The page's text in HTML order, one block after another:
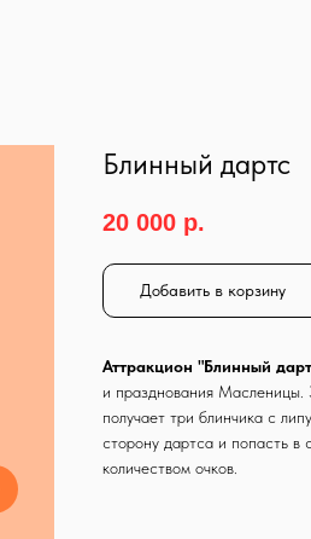
Блинный дартс
20 000 р.
Добавить в корзину
Аттракцион "Блинный
и празднования Масленицы.
получает три блинчика с
сторону дартса и попасть в
количеством очков.